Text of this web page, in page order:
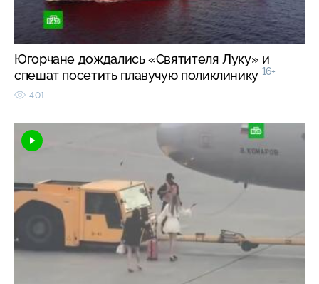
Югорчане дождались «Святителя Луку» и
спешат посетить плавучую поликлинику 16+
401